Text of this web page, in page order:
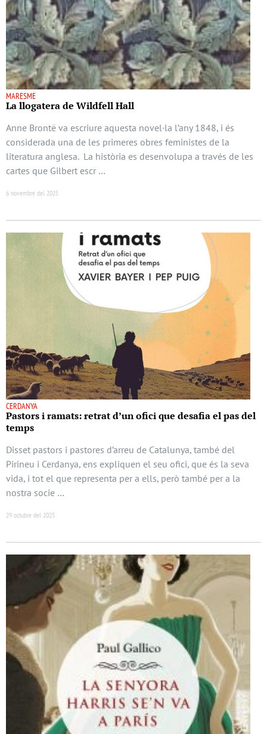
MARESME
La llogatera de Wildfell Hall
Anne Brontë va escriure aquesta novel·la l’any 1848, i és
considerada una de les primeres obres feministes de la
literatura anglesa. La història es desenvolupa a través de les
cartes que Gilbert escr …
6 novembre del 2025
CERDANYA
Pastors i ramats: retrat d’un ofici que desafia el pas del
temps
Disset pastors i pastores d’arreu de Catalunya, també del
Pirineu i Cerdanya, ens expliquen el seu ofici, que és la seva
vida, i tot el que representa per a ells, però també per a la
nostra socie …
29 octubre del 2025